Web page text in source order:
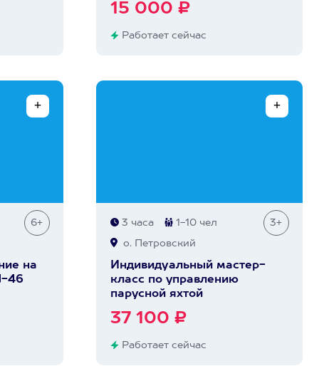
15 000 ₽
Работает сейчас
6+
на
46
3 часа 1-10 чел 3+
о. Петровский
Индивидуальный мастер-
класс по управлению
парусной яхтой
37 100 ₽
Работает сейчас